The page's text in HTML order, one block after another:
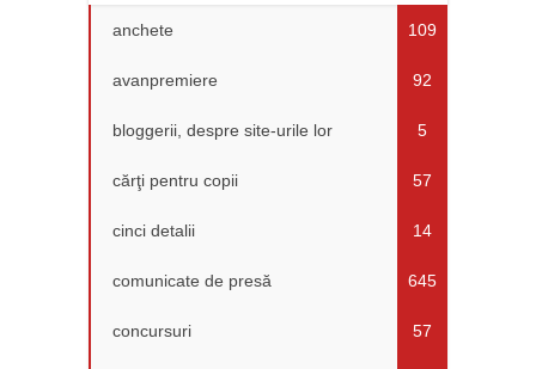
anchete 109
avanpremiere 92
bloggerii, despre site-urile lor 5
cărţi pentru copii 57
cinci detalii 14
comunicate de presă 645
concursuri 57